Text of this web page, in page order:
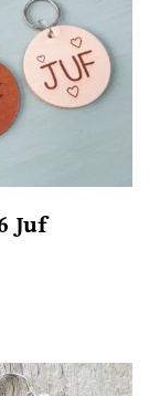
Juf